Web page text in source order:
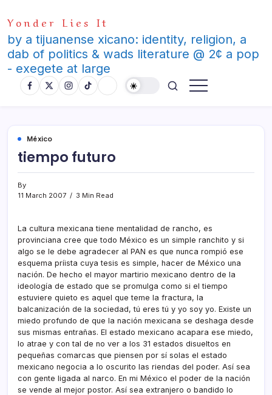
to
content
Yonder Lies It
by a tijuanense xicano: identity, religion, a
dab of politics & wads literature @ 2¢ a pop
- exegete at large
México
tiempo futuro
By
11 March 2007
3 Min Read
La cultura mexicana tiene mentalidad de rancho, es
provinciana cree que todo México es un simple ranchito y si
algo se le debe agradecer al PAN es que nunca rompió ese
esquema prí­ista cuya tesis es simple, hacer de México una
nación. De hecho el mayor martirio mexicano dentro de la
ideologí­a de estado que se promulga como si el tiempo
estuviere quieto es aquel que teme la fractura, la
balcanización de la sociedad, tú eres tú y yo soy yo. Existe un
miedo profundo de que la nación mexicana se deshaga desde
sus mismas entrañas. El estado mexicano acapara ese miedo,
lo atrae y con tal de no ver a los 31 estados disueltos en
pequeñas comarcas que piensen por sí­ solas el estado
mexicano negocia a lo oscurito las riendas del poder. Así­ sea
con gente ligada al narco. En mi México el poder de la nación
se vende al mejor postor. Así­ sea extranjero o bandido lo